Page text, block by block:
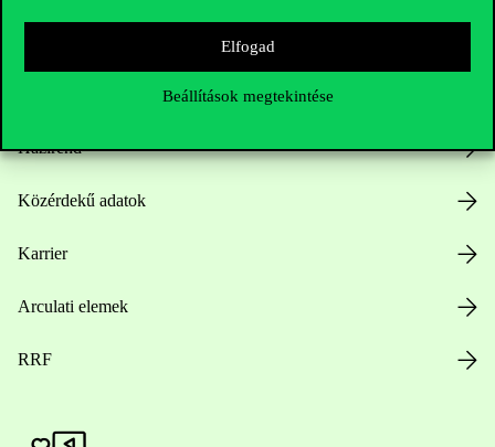
Elfogad
Beállítások megtekintése
Házirend
Közérdekű adatok
Karrier
Arculati elemek
RRF